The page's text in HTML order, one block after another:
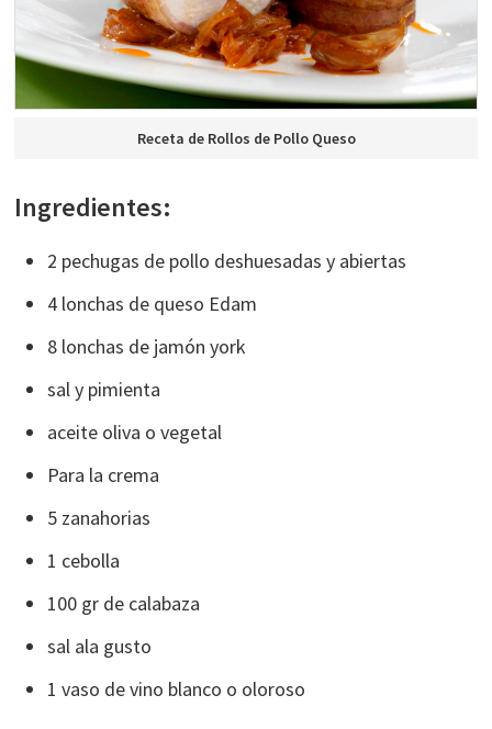
Receta de Rollos de Pollo Queso
Ingredientes:
2 pechugas de pollo deshuesadas y abiertas
4 lonchas de queso Edam
8 lonchas de jamón york
sal y pimienta
aceite oliva o vegetal
Para la crema
5 zanahorias
1 cebolla
100 gr de calabaza
sal ala gusto
1 vaso de vino blanco o oloroso